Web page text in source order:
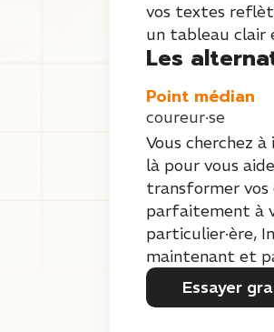
vos textes
un tableau clair
Les
Point médian
coureur·se
Vous cherchez
là pour vous
transformer vos
parfaitement à
particulier·ère,
maintenant et
Essayer